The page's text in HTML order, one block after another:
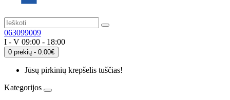
063099009
I - V 09:00 - 18:00
0 prekių - 0.00€
Jūsų pirkinių krepšelis tuščias!
Kategorijos